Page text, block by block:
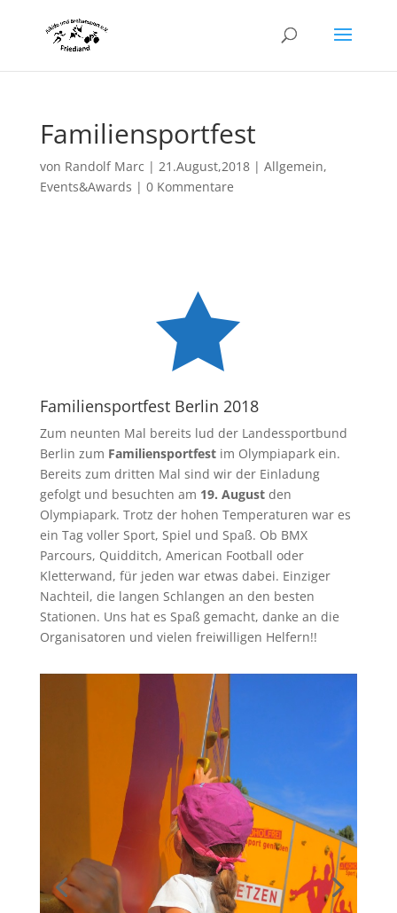
Familiensportfest
von Randolf Marc | 21.August,2018| Allgemein,
Events&Awards | 0 Kommentare

Familiensportfest Berlin 2018
Zum neunten Mal bereits lud der Landessportbund
Berlin zum Familiensportfestim Olympiapark ein.
Bereits zum dritten Mal sind wir der Einladung
gefolgt und besuchten am 19. Augustden
Olympiapark. Trotz der hohen Temperaturen war es
ein Tag voller Sport, Spiel und Spaß. Ob BMX
Parcours, Quidditch, American Football oder
Kletterwand, für jeden war etwas dabei. Einziger
Nachteil, die langen Schlangen an den besten
Stationen. Uns hat es Spaß gemacht, danke an die
Organisatoren und vielen freiwilligen Helfern!!